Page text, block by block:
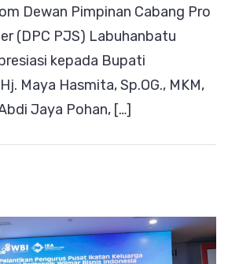
Jadi
Plh
DPC
Dewan Pimpinan Cabang Pro
(DPC PJS) Labuhanbatu
kepada Bupati
Maya Hasmita, Sp.OG., MKM,
Jaya Pohan, […]